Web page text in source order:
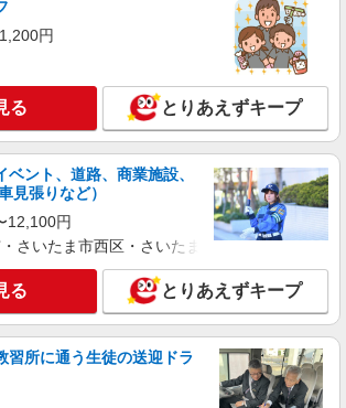
円
る とりあえずキープ
ント、道路、商業施設、
見張りなど）
12,100円
さいたま市西区・さいたま市岩槻区・久喜市・
る とりあえずキープ
習所に通う生徒の送迎ドラ